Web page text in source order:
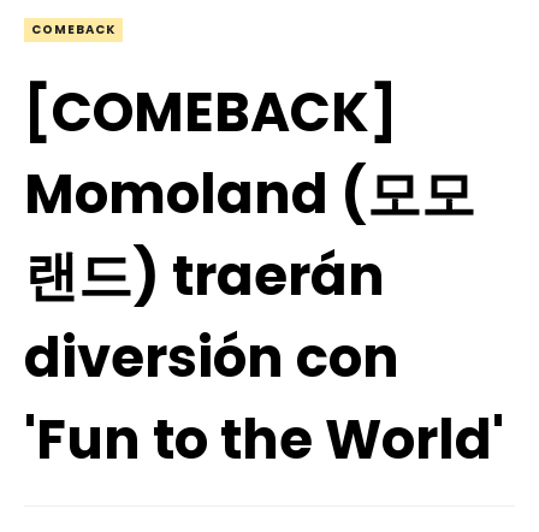
COMEBACK
[COMEBACK]
Momoland (모모
랜드) traerán
diversión con
'Fun to the World'